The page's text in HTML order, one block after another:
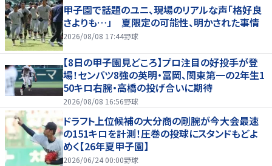
甲子園で話題のユニ、現場のリアルな声「格好良
さよりも…」 夏限定の可能性、明かされた事情
2026/08/08 17:44野球
【8日の甲子園見どころ】プロ注目の好投手が登
場！センバツ8強の英明・冨岡、関東第一の2年生1
50キロ右腕・高橋の投げ合いに期待
2026/08/08 16:56野球
ドラフト上位候補の大分商の剛腕が今大会最速
の151キロを計測！圧巻の投球にスタンドもどよ
めく【26年夏甲子園】
2026/06/24 00:00野球